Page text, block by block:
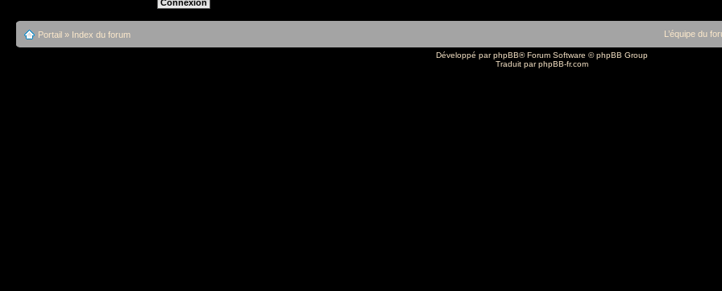
Portail » Index du forum L’équipe du
Développé parphpBB® Forum Software © phpBB Group
Traduit parphpBB-fr.com